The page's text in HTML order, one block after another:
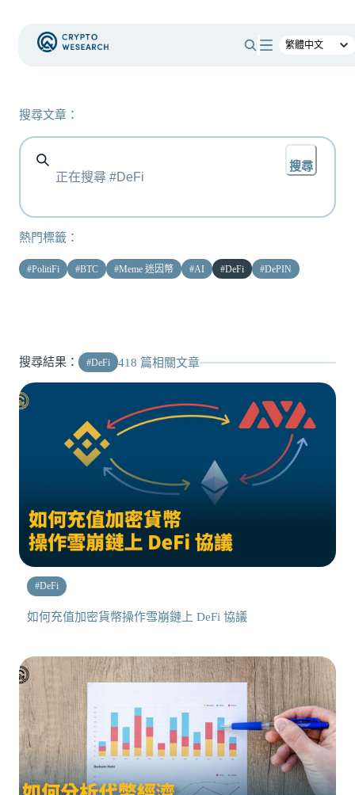
搜尋文章：
搜尋
熱門標籤：
#PolitiFi #BTC #Meme 迷因幣 #AI #DeFi #DePIN
搜尋結果： #DeFi 418 篇相關文章
#DeFi
如何充值加密貨幣操作雪崩鏈上 DeFi 協議